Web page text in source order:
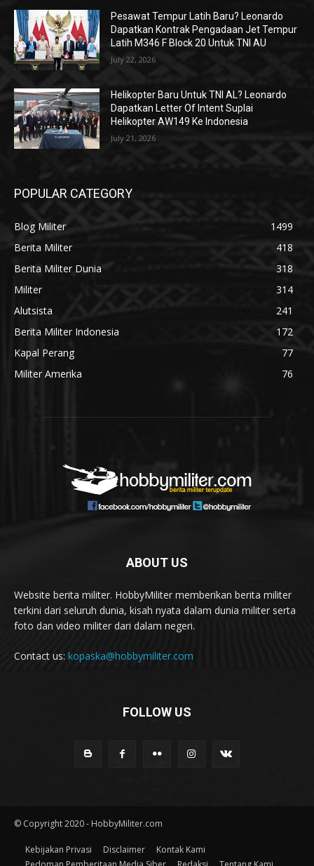
Pesawat Tempur Latih Baru? Leonardo
Dapatkan Kontrak Pengadaan Jet Tempur
Latih M346 F Block 20 Untuk TNI AU
July 22, 2026
Helikopter Baru Untuk TNI AL? Leonardo
Dapatkan Letter Of Intent Suplai
Helikopter AW149 Ke Indonesia
July 21, 2026
POPULAR CATEGORY
Blog Militer
1499
Berita Militer
418
Berita Militer Dunia
318
Militer
314
Alutsista
241
Berita Militer Indonesia
172
Kapal Perang
77
Militer Amerika
76
ABOUT US
Website berita militer. HobbyMiliter memberikan berita militer
terkini dari seluruh dunia, kisah nyata dalam dunia militer serta
foto dan video militer dari dalam negeri.
Contact us: kopaska@hobbymiliter.com
FOLLOW US
© Copyright 2020 - HobbyMiliter.com
Kebijakan Privasi Disclaimer
Kontak Kami